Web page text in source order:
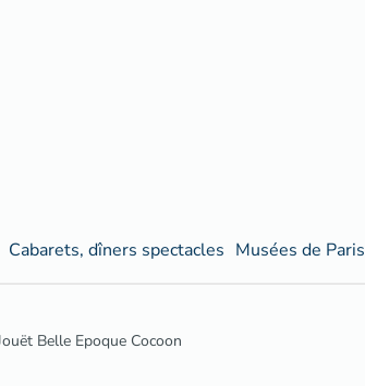
Cabarets, dîners spectacles Musées de Paris
Belle Epoque Cocoon